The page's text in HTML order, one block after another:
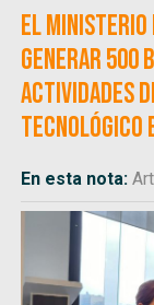
El Ministerio
generar 500
actividades
tecnológico
En esta nota: